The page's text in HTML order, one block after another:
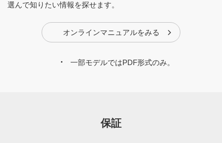
選んで知りたい情報を探せます。
オンラインマニュアルをみる
一部モデルではPDF形式のみ。
保証